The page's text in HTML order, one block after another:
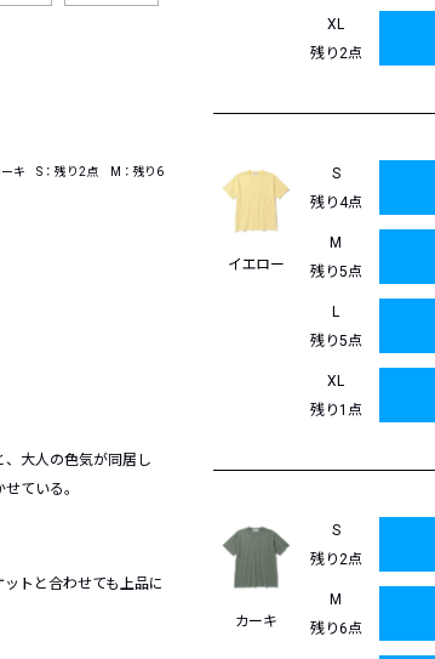
キ S：残り2点 M：残り6
、大人の色気が同居し
ている。
トと合わせても上品に
XL
残り2点
イエロー
S
残り4点
M
残り5点
L
残り5点
XL
残り1点
カーキ
S
残り2点
M
残り6点